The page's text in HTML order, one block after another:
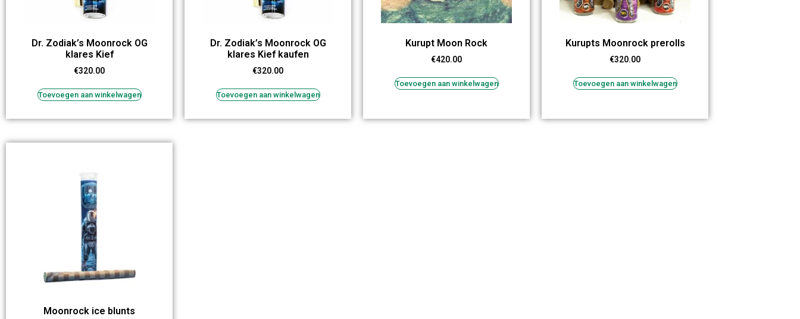
Dr. Zodiak’s Moonrock OG
klares Kief
€320.00
Toevoegen aan winkelwagen
Dr. Zodiak’s Moonrock OG
klares Kief kaufen
€320.00
Toevoegen aan winkelwagen
Kurupt Moon Rock
€420.00
Toevoegen aan winkelwagen
Kurupts Moonrock prerolls
€320.00
Toevoegen aan winkelwagen
Moonrock ice blunts